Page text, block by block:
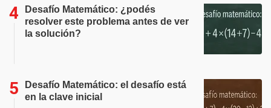
Desafío Matemático: ¿podés
resolver este problema antes de ver
la solución?
Desafío Matemático: el desafío está
en la clave inicial